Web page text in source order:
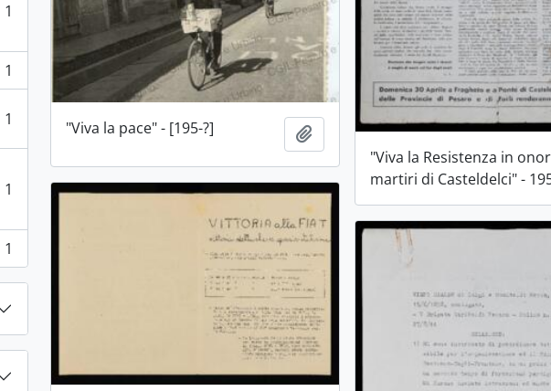
1
1
1
1
1
"Viva la Resistenza in
martiri di Casteldelci" -
"Viva la pace" - [195-?] Aggiungi all'area di lavoro